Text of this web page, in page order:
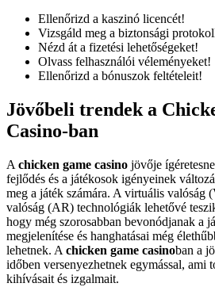
Ellenőrizd a kaszinó licencét!
Vizsgáld meg a biztonsági
Nézd át a fizetési lehetőségeket!
Olvass felhasználói véleményeket!
Ellenőrizd a bónuszok feltételeit!
Jövőbeli trendek a
Casino-ban
A chicken game casino jövője
fejlődés és a játékosok igényeinek
meg a játék számára. A virtuális valóság
valóság (AR) technológiák lehetővé
hogy még szorosabban bevonódjanak a
megjelenítése és hanghatásai még
lehetnek. A chicken game casinoban a
időben versenyezhetnek egymással, ami
kihívásait és izgalmait.